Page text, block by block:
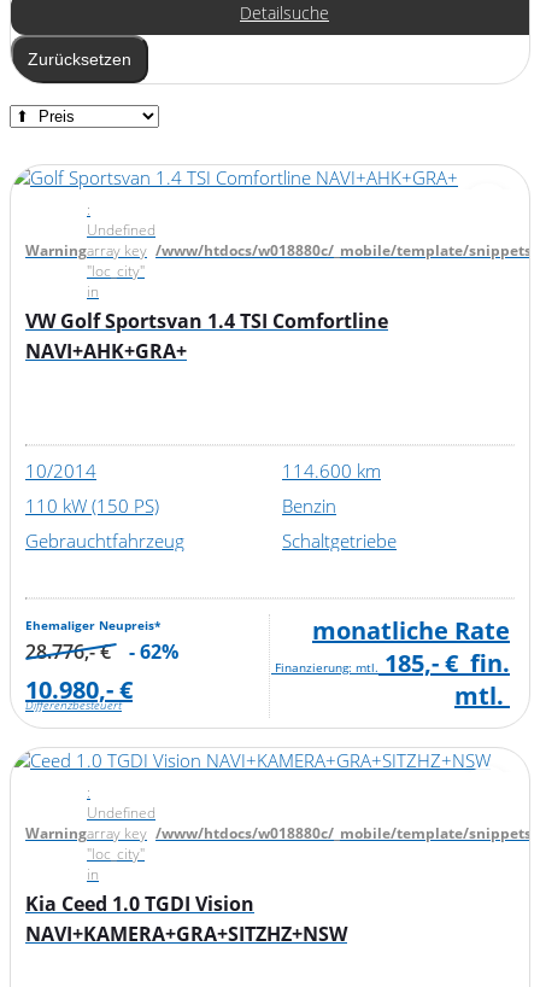
Detailsuche
Zurücksetzen
Warning
:
Undefined
array key
"loc_city"
in
/www/htdocs/w018880c/_mobile/template/
VW Golf Sportsvan 1.4 TSI Comfortline
NAVI+AHK+GRA+
10/2014
114.600 km
110 kW (150 PS)
Benzin
Gebrauchtfahrzeug
Schaltgetriebe
Ehemaliger Neupreis*
28.776,- € - 62%
10.980,- €
Differenzbesteuert
monatliche Rate
Finanzierung: mtl. 185,- € fin.
mtl.
Warning
:
Undefined
array key
"loc_city"
in
/www/htdocs/w018880c/_mobile/template/
Kia Ceed 1.0 TGDI Vision
NAVI+KAMERA+GRA+SITZHZ+NSW